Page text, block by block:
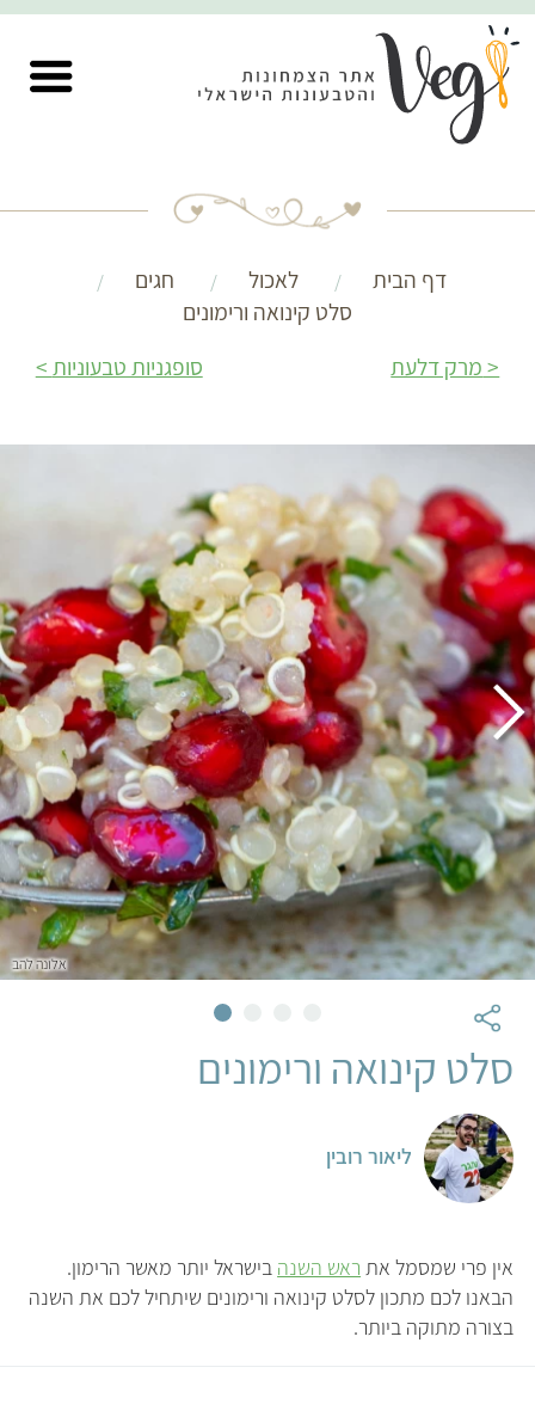
דף הבית לאכול
חגים
סלט קינואה ורימונים
מרק דלעת
סופגניות טבעוניות
אלונה להב
סלט קינואה ורימונים
ליאור רובין
אין פרי שמסמל את ראש השנה בישראל יותר מאשר הרימון.
הבאנו לכם מתכון לסלט קינואה ורימונים שיתחיל לכם את השנה
בצורה מתוקה ביותר.